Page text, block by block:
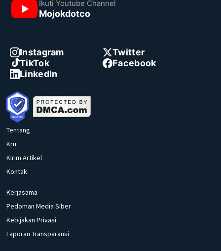
Ikuti Youtube Channel
Mojokdotco
Instagram
Twitter
TikTok
Facebook
LinkedIn
Tentang
Kru
Kirim Artikel
Kontak
Kerjasama
Pedoman Media Siber
Kebijakan Privasi
Laporan Transparansi